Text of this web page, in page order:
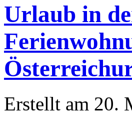
Urlaub in
Erstellt am 20.